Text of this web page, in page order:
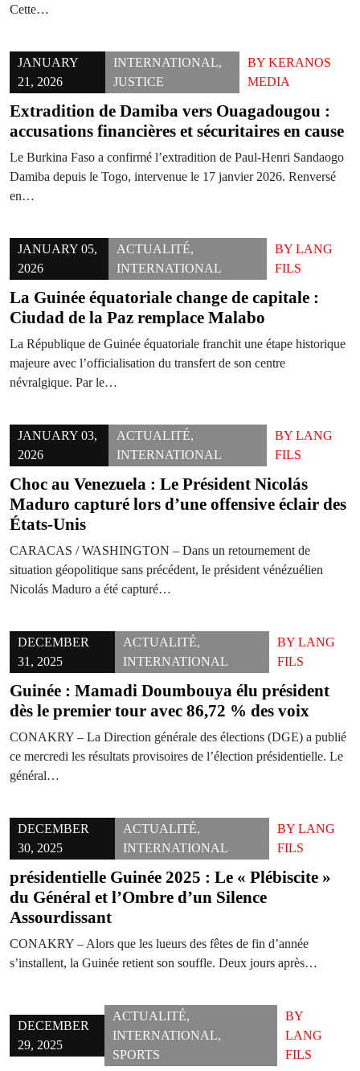
Cette…
JANUARY
21, 2026
INTERNATIONAL,
JUSTICE
BYKERANOS
MEDIA
Extradition de Damiba vers Ouagadougou :
accusations financières et sécuritaires en cause
Le Burkina Faso a confirmé l’extradition de Paul-Henri Sandaogo
Damiba depuis le Togo, intervenue le 17 janvier 2026. Renversé
en…
JANUARY 05,
2026
ACTUALITÉ,
INTERNATIONAL
BYLANG
FILS
La Guinée équatoriale change de capitale :
Ciudad de la Paz remplace Malabo
La République de Guinée équatoriale franchit une étape historique
majeure avec l’officialisation du transfert de son centre
névralgique. Par le…
JANUARY 03,
2026
ACTUALITÉ,
INTERNATIONAL
BYLANG
FILS
Choc au Venezuela : Le Président Nicolás
Maduro capturé lors d’une offensive éclair des
États-Unis
CARACAS / WASHINGTON – Dans un retournement de
situation géopolitique sans précédent, le président vénézuélien
Nicolás Maduro a été capturé…
DECEMBER
31, 2025
ACTUALITÉ,
INTERNATIONAL
BY LANG
FILS
Guinée : Mamadi Doumbouya élu président
dès le premier tour avec 86,72 % des voix
CONAKRY – La Direction générale des élections (DGE) a publié
ce mercredi les résultats provisoires de l’élection présidentielle. Le
général…
DECEMBER
30, 2025
ACTUALITÉ,
INTERNATIONAL
BY LANG
FILS
présidentielle Guinée 2025 : Le « Plébiscite »
du Général et l’Ombre d’un Silence
Assourdissant
CONAKRY – Alors que les lueurs des fêtes de fin d’année
s’installent, la Guinée retient son souffle. Deux jours après…
DECEMBER
29, 2025
ACTUALITÉ,
INTERNATIONAL,
SPORTS
BY
LANG
FILS